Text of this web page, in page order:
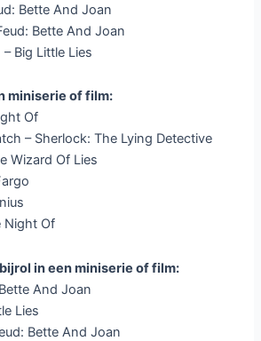
Bette And Joan
Bette And Joan
Big Little Lies
miniserie of film:
Of
– Sherlock: The Lying Detective
Wizard Of Lies
Night Of
in een miniserie of film:
And Joan
Lies
Bette And Joan